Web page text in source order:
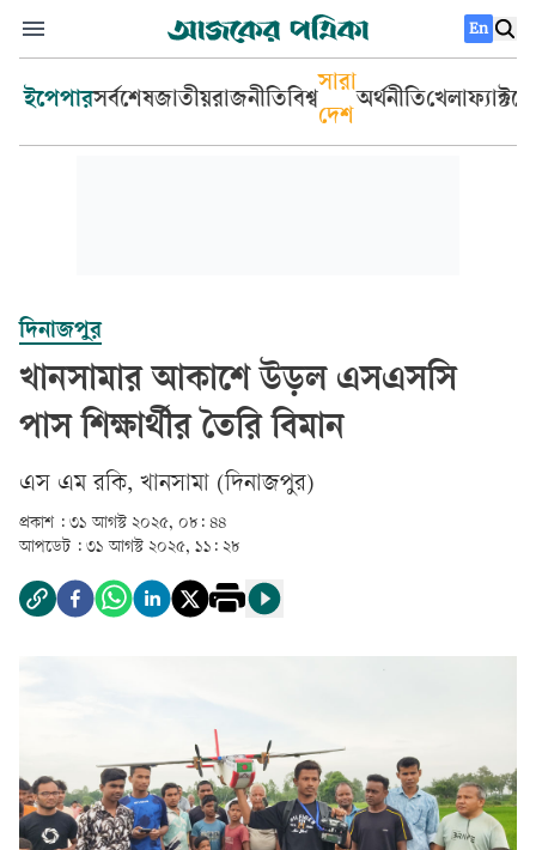
En
ইপেপারসর্বশেষজাতীয়রাজনীতিবিশ্ব
সারা
দেশ
অর্থনীতিখেলা
দিনাজপুর
খানসামার আকাশে উড়ল এসএসসি
পাস শিক্ষার্থীর তৈরি বিমান
এস এম রকি, খানসামা (দিনাজপুর)
প্রকাশ : ৩১ আগস্ট ২০২৫, ০৮: ৪৪
আপডেট : ৩১ আগস্ট ২০২৫, ১১: ২৮